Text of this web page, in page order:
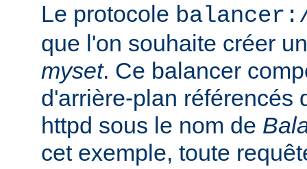
Le protocole
que l'on souhaite créer
myset. Ce balancer
d'arrière-plan référencés
httpd sous le nom de
cet exemple, toute